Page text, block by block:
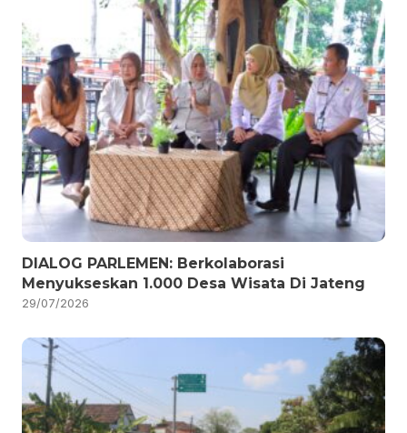
DIALOG PARLEMEN: Berkolaborasi
Menyukseskan 1.000 Desa Wisata Di Jateng
29/07/2026